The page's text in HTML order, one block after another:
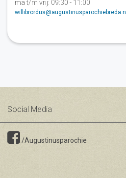
ma t/m vrij: 09:30 - 11:00
willibrordus@augustinusparochiebreda.nl
Social Media
/Augustinusparochie